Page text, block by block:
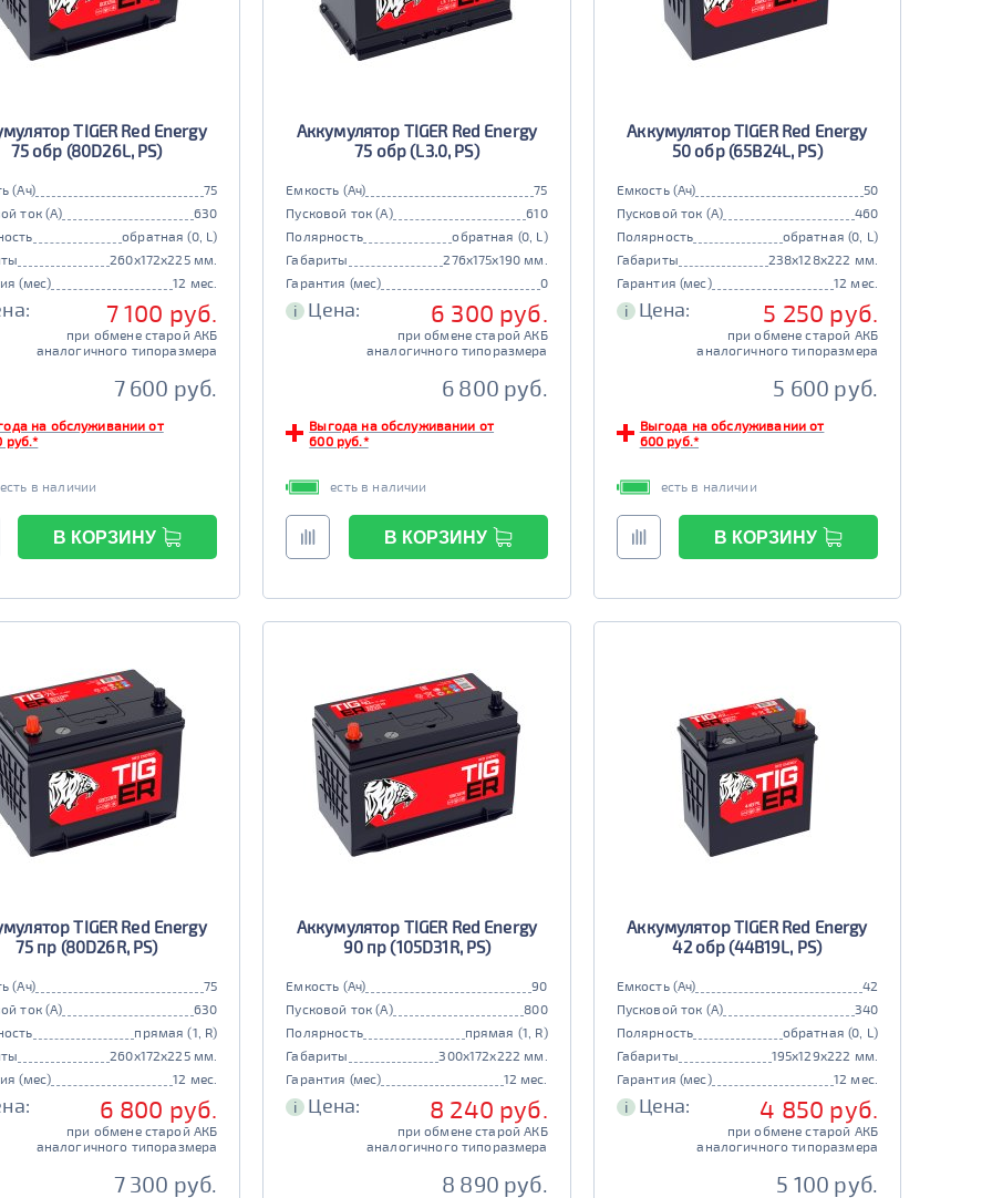
TIGER Red Energy
75 обр (80D26L, PS)
(Ач)
75
ток (А)
630
обратная (0, L)
260x172x225 мм.
(мес)
12 мес.
7 100 руб.
при обмене старой АКБ
аналогичного типоразмера
7 600 руб.
на обслуживании от
руб.*
есть в наличии
В КОРЗИНУ
Аккумулятор TIGER Red Energy
75 обр (L3.0, PS)
Емкость (Ач)
75
Пусковой ток (А)
610
Полярность
обратная (0, L)
Габариты
276x175x190 мм.
Гарантия (мес)
0
i Цена: 6 300 руб.
при обмене старой АКБ
аналогичного типоразмера
6 800 руб.
Выгода на обслуживании от
600 руб.*
есть в наличии
В КОРЗИНУ
Аккумулятор TIGER Red Energy
50 обр (65B24L, PS)
Емкость (Ач)
50
Пусковой ток (А)
460
Полярность
обратная (0, L)
Габариты
238x128x222 мм.
Гарантия (мес)
12 мес.
i Цена: 5 250 руб.
при обмене старой АКБ
аналогичного типоразмера
5 600 руб.
Выгода на обслуживании от
600 руб.*
есть в наличии
В КОРЗИНУ
TIGER Red Energy
75 пр (80D26R, PS)
(Ач)
75
ток (А)
630
прямая (1, R)
260x172x225 мм.
(мес)
12 мес.
6 800 руб.
при обмене старой АКБ
аналогичного типоразмера
7 300 руб.
Аккумулятор TIGER Red Energy
90 пр (105D31R, PS)
Емкость (Ач)
90
Пусковой ток (А)
800
Полярность
прямая (1, R)
Габариты
300x172x222 мм.
Гарантия (мес)
12 мес.
i Цена: 8 240 руб.
при обмене старой АКБ
аналогичного типоразмера
8 890 руб.
Аккумулятор TIGER Red Energy
42 обр (44B19L, PS)
Емкость (Ач)
42
Пусковой ток (А)
340
Полярность
обратная (0, L)
Габариты
195x129x222 мм.
Гарантия (мес)
12 мес.
i Цена: 4 850 руб.
при обмене старой АКБ
аналогичного типоразмера
5 100 руб.